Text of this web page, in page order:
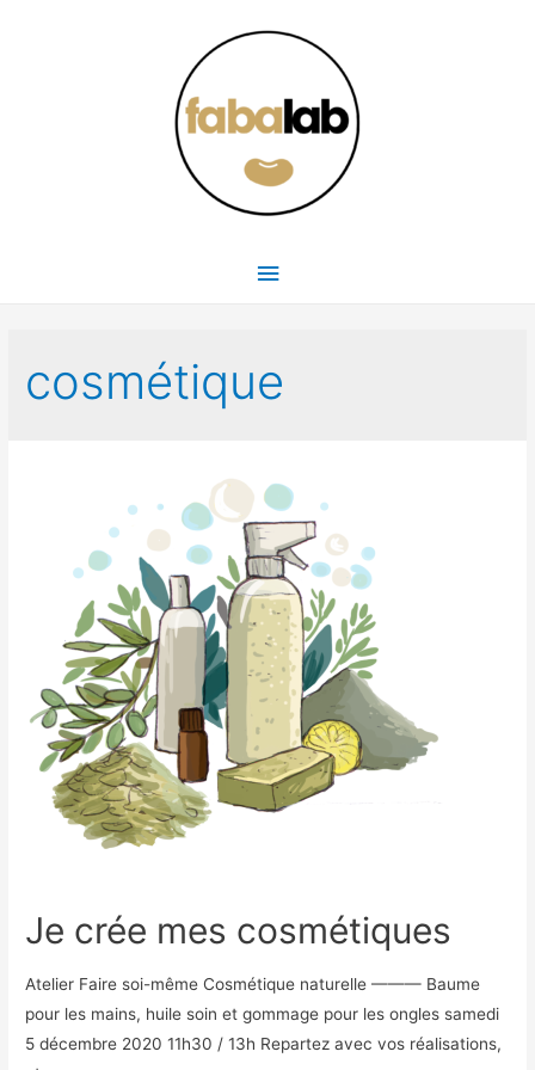
Menu
cosmétique
Je crée mes cosmétiques
Atelier Faire soi-même Cosmétique naturelle ——— Baume
pour les mains, huile soin et gommage pour les ongles samedi
5 décembre 2020 11h30 / 13h Repartez avec vos réalisations,